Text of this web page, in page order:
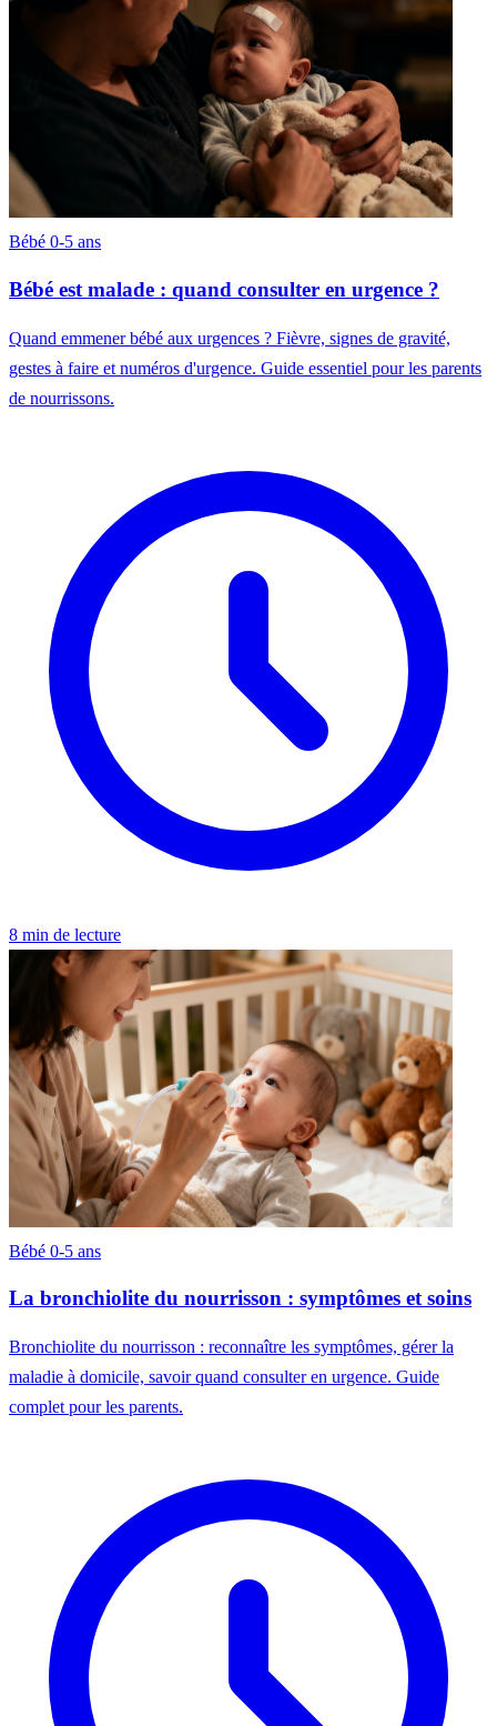
Bébé 0-5 ans
Bébé est malade : quand consulter en urgence ?
Quand emmener bébé aux urgences ? Fièvre, signes de gravité,
gestes à faire et numéros d'urgence. Guide essentiel pour les parents
de nourrissons.
8 min de lecture
Bébé 0-5 ans
La bronchiolite du nourrisson : symptômes et soins
Bronchiolite du nourrisson : reconnaître les symptômes, gérer la
maladie à domicile, savoir quand consulter en urgence. Guide
complet pour les parents.